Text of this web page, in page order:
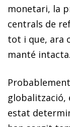
monetari, la
centrals de
tot i que, ara
manté intacta.
globalització,
estat